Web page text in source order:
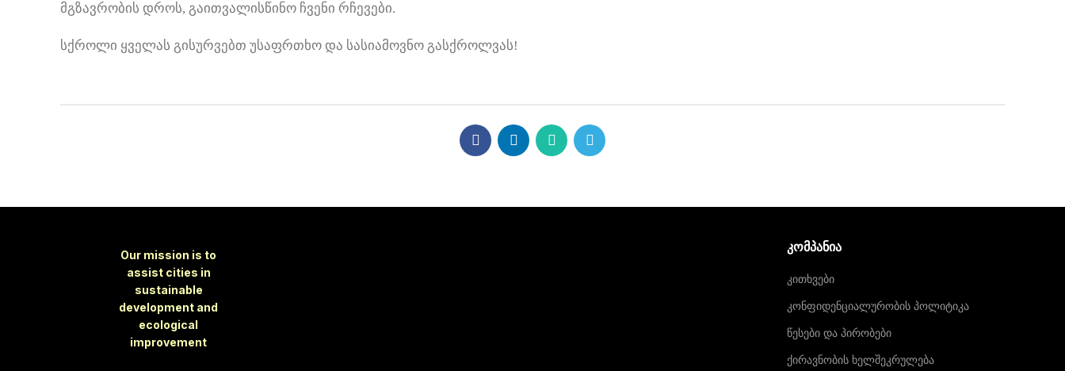
მგზავრობის დროს, გაითვალისწინო ჩვენი რჩევები.
სქროლი ყველას გისურვებთ უსაფრთხო და სასიამოვნო გასქროლვას!
Our mission is to
assist cities in
sustainable
development and
ecological
improvement
ᲙᲝᲛᲞᲐᲜᲘᲐ
კითხვები
კონფიდენციალურობის პოლიტიკა
წესები და პირობები
ქირავნობის ხელშეკრულება